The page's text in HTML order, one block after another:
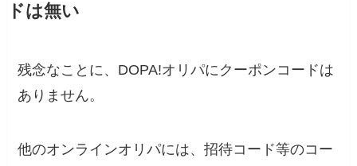
ドは無い
残念なことに、DOPA!オリパにクーポンコードは
ありません。
他のオンラインオリパには、招待コード等のコー